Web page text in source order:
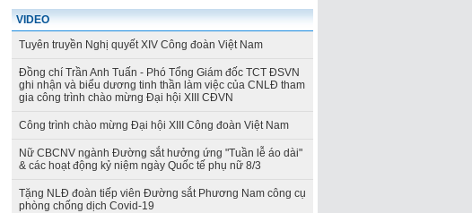
VIDEO
Tuyên truyền Nghị quyết XIV Công đoàn Việt Nam
Đồng chí Trần Anh Tuấn - Phó Tổng Giám đốc TCT ĐSVN
ghi nhận và biểu dương tinh thần làm việc của CNLĐ tham
gia công trình chào mừng Đại hội XIII CĐVN
Công trình chào mừng Đại hội XIII Công đoàn Việt Nam
Nữ CBCNV ngành Đường sắt hưởng ứng "Tuần lễ áo dài"
& các hoạt động kỷ niệm ngày Quốc tế phụ nữ 8/3
Tặng NLĐ đoàn tiếp viên Đường sắt Phương Nam công cụ
phòng chống dịch Covid-19